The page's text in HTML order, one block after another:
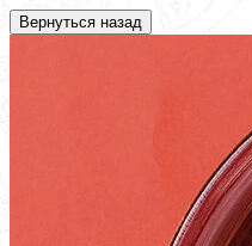
Вернуться назад